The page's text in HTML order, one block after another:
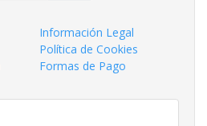
Información Legal
Política de Cookies
Formas de Pago